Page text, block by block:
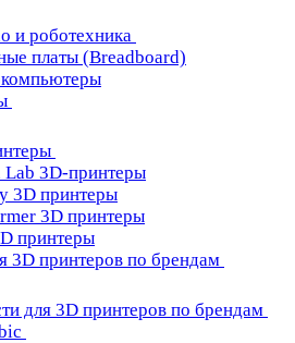
и роботехника
платы (Breadboard)
Lab 3D-принтеры
3D принтеры
3D принтеры
принтеры
3D принтеров по брендам
для 3D принтеров по брендам